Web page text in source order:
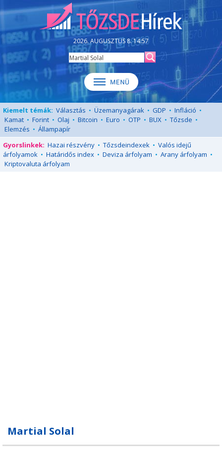
2026. AUGUSZTUS 8. 14:57
Kiemelt témák: Választás • Üzemanyagárak • GDP • Infláció •
Kamat • Forint • Olaj • Bitcoin • Euro • OTP • BUX • Tőzsde •
Elemzés • Állampapír
Gyorslinkek: Hazai részvény • Tőzsdeindexek • Valós idejű
árfolyamok • Határidős index • Deviza árfolyam • Arany árfolyam •
Kriptovaluta árfolyam
Martial Solal